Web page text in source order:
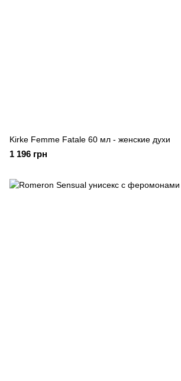
Kirke Femme Fatale 60 мл - женские духи
1 196 грн